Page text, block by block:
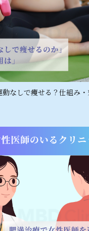
なしで痩せる？仕組み